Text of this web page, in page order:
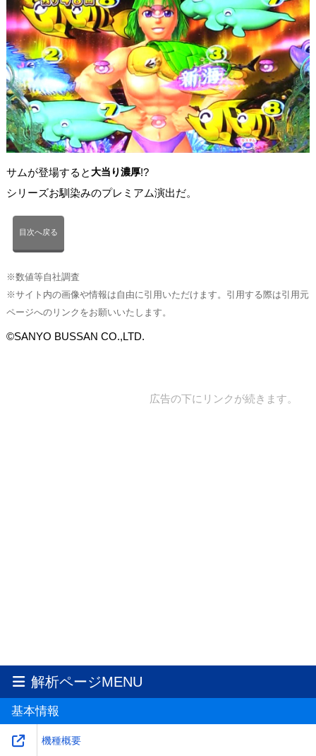
サムが登場すると大当り濃厚!?
シリーズお馴染みのプレミアム演出だ。
目次へ戻る
※数値等自社調査
※サイト内の画像や情報は自由に引用いただけます。引用する際は引用元
ページへのリンクをお願いいたします。
©SANYO BUSSAN CO.,LTD.
広告の下にリンクが続きます。
解析ページMENU
基本情報
機種概要